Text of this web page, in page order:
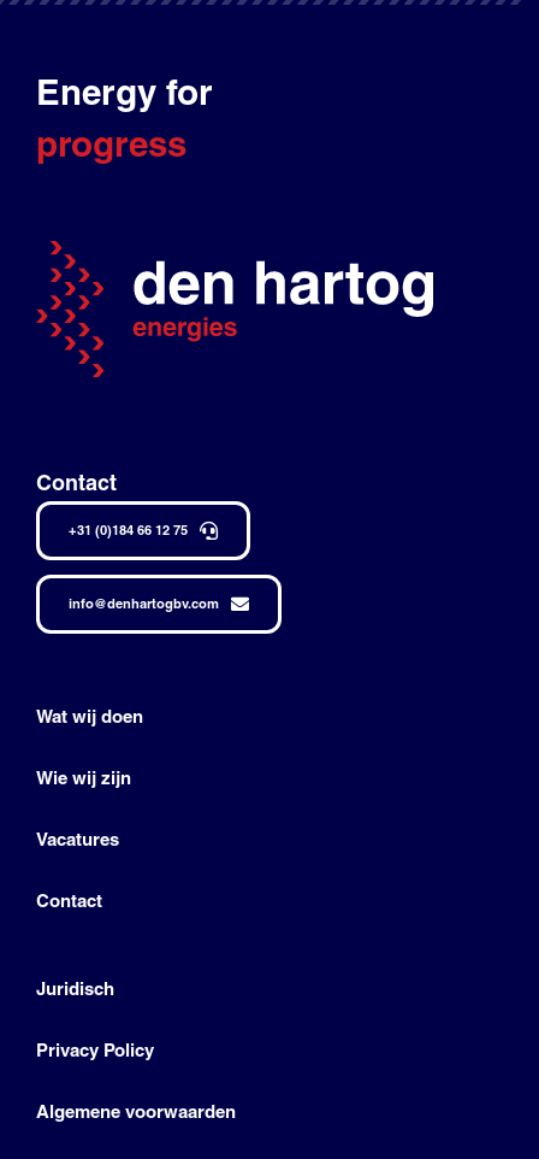
Energy for
progress
Contact
+31 (0)184 66 12 75
info@denhartogbv.com
Wat wij doen
Wie wij zijn
Vacatures
Contact
Juridisch
Privacy Policy
Algemene voorwaarden